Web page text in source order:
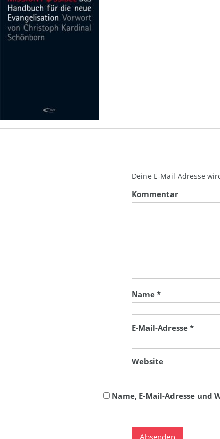
Deine E-Mail-Adresse
Kommentar
Name*
E-Mail-Adresse*
Website
Name, E-Mail-Adresse